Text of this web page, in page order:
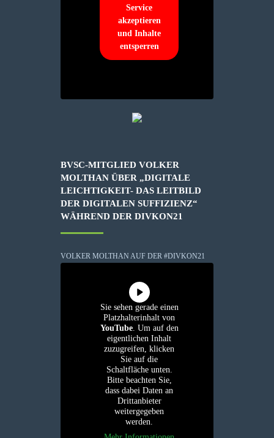
Service
akzeptieren
und Inhalte
entsperren
BVSC-MITGLIED VOLKER
MOLTHAN ÜBER „DIGITALE
LEICHTIGKEIT- DAS LEITBILD
DER DIGITALEN SUFFIZIENZ“
WÄHREND DER DIVKON21
VOLKER MOLTHAN AUF DER #DIVKON21
Sie sehen gerade einen
Platzhalterinhalt von
YouTube. Um auf den
eigentlichen Inhalt
zuzugreifen, klicken
Sie auf die
Schaltfläche unten.
Bitte beachten Sie,
dass dabei Daten an
Drittanbieter
weitergegeben
werden.